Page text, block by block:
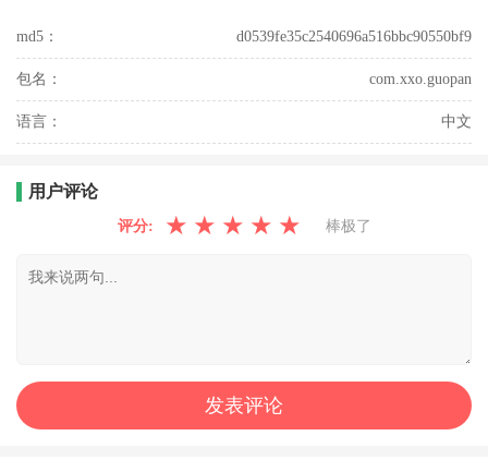
md5： d0539fe35c2540696a516bbc90550bf9
包名： com.xxo.guopan
语言： 中文
用户评论
评分: ★ ★ ★ ★ ★ 棒极了